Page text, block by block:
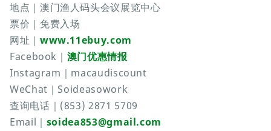
地点｜澳门渔人码头会议展览中心
票价｜免费入场
网址｜ www.11ebuy.com
Facebook｜ 澳门优惠情报
Instagram｜macaudiscount
WeChat｜Soideasowork
查询电话｜(853) 2871 5709
Email｜ soidea853@gmail.com